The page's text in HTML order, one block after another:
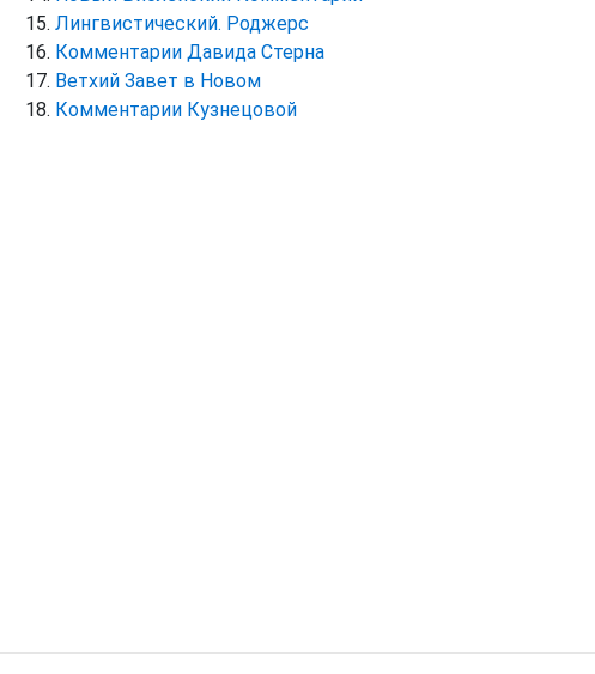
Лингвистический. Роджерс
Комментарии Давида Стерна
Ветхий Завет в Новом
Комментарии Кузнецовой